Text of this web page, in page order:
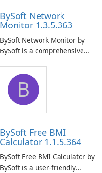
BySoft Network
Monitor 1.3.5.363
BySoft Network Monitor by
BySoft is a comprehensive
designed to help businesses
effectively manage their
network infrastructure.
B
BySoft Free BMI
Calculator 1.1.5.364
BySoft Free BMI Calculator by
BySoft is a user-friendly